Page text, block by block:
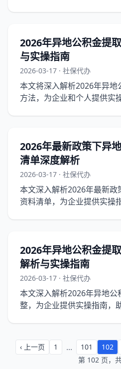
2026年异地公积金提
与实操指南
2026-03-17 · 社保代办
本文将深入解析2026年异
方法，为企业和个人提供实
2026年最新政策下异
清单深度解析
2026-03-17 · 社保代办
本文深入解析2026年最新政
资料清单，为企业提供实操
2026年异地公积金提
解析与实操指南
2026-03-17 · 社保代办
本文深入解析2026年异地公
整，为企业提供实操指南，
‹ 上一页 1 ... 101 102
第 102 页，